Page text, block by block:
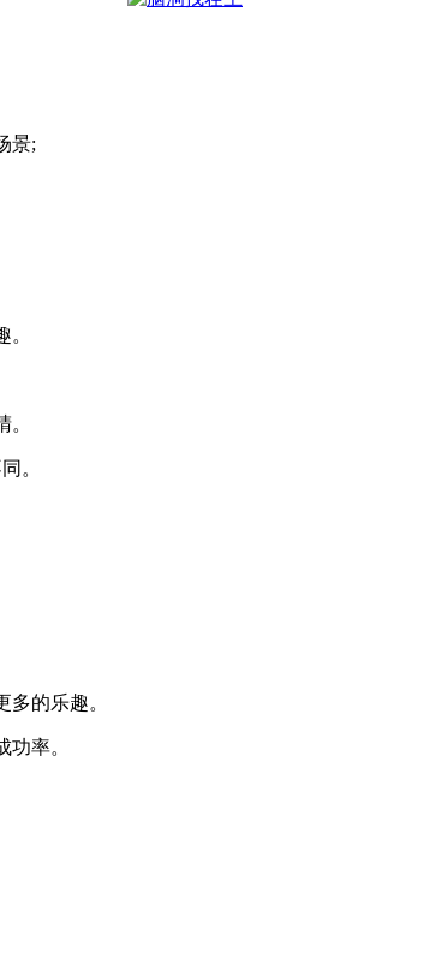
景;
。
的乐趣。
率。